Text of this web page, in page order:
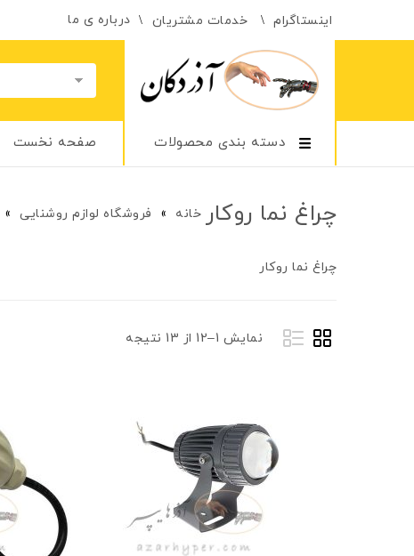
اینستاگرام خدمات مشتریان درباره ی ما
دسته بندی محصولات صفحه نخست
چراغ نما روکار خانه » فروشگاه لوازم روشنایی »
چراغ نما روکار
نمایش 1–12 از 13 نتیجه